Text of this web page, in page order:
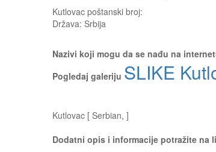
Kutlovac poštanski broj:
Država: Srbija
Nazivi koji mogu da se nađu na
Pogledaj galeriju SLIKE
Kutlovac [ Serbian, ]
Dodatni opis i informacije potražite na